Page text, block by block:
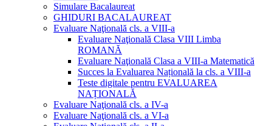
Simulare Bacalaureat
GHIDURI BACALAUREAT
Evaluare Naţională cls. a VIII-a
Evaluare Naţională Clasa VIII Limba
ROMANĂ
Evaluare Naţională Clasa a VIII-a Matematică
Succes la Evaluarea Națională la cls. a VIII-a
Teste digitale pentru EVALUAREA
NAȚIONALĂ
Evaluare Naţională cls. a IV-a
Evaluare Naţională cls. a VI-a